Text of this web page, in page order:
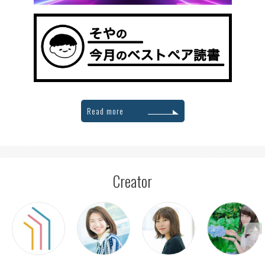
Read more
Creator